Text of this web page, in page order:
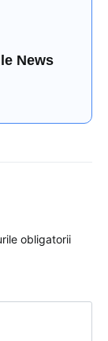
News
obligatorii